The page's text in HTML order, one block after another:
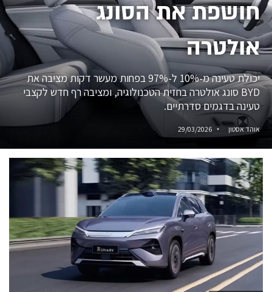
חושפת את הסונג
אולטרה
יכולת טעינה מ-10% ל-97% בפחות מעשר דקות מציבה את
BYD סונג אולטרה בחזית הטכנולוגיה, ומציבה רף חדש לקצבי
טעינה בדגמים סדרתיים.
אוהד אסטון 29/03/2026